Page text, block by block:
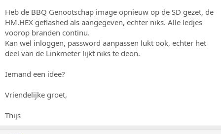
Heb de BBQ Genootschap image opnieuw op de SD gezet, de
HM.HEX geflashed als aangegeven, echter niks. Alle ledjes
voorop branden continu.
Kan wel inloggen, password aanpassen lukt ook, echter het
deel van de Linkmeter lijkt niks te deon.
Iemand een idee?
Vriendelijke groet,
Thijs